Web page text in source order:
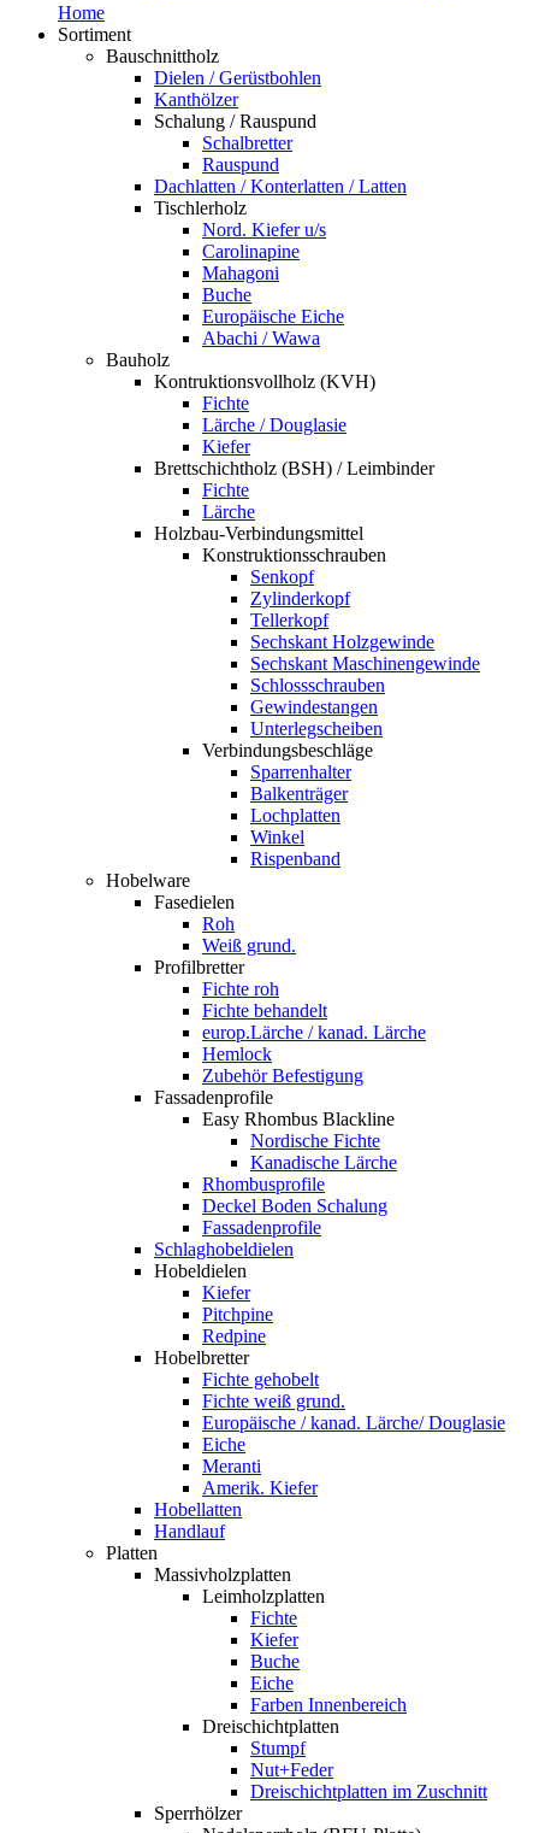
Home
Sortiment
Bauschnittholz
Dielen / Gerüstbohlen
Kanthölzer
Schalung / Rauspund
Schalbretter
Rauspund
Dachlatten / Konterlatten / Latten
Tischlerholz
Nord. Kiefer u/s
Carolinapine
Mahagoni
Buche
Europäische Eiche
Abachi / Wawa
Bauholz
Kontruktionsvollholz (KVH)
Fichte
Lärche / Douglasie
Kiefer
Brettschichtholz (BSH) / Leimbinder
Fichte
Lärche
Holzbau-Verbindungsmittel
Konstruktionsschrauben
Senkopf
Zylinderkopf
Tellerkopf
Sechskant Holzgewinde
Sechskant Maschinengewinde
Schlossschrauben
Gewindestangen
Unterlegscheiben
Verbindungsbeschläge
Sparrenhalter
Balkenträger
Lochplatten
Winkel
Rispenband
Hobelware
Fasedielen
Roh
Weiß grund.
Profilbretter
Fichte roh
Fichte behandelt
europ.Lärche / kanad. Lärche
Hemlock
Zubehör Befestigung
Fassadenprofile
Easy Rhombus Blackline
Nordische Fichte
Kanadische Lärche
Rhombusprofile
Deckel Boden Schalung
Fassadenprofile
Schlaghobeldielen
Hobeldielen
Kiefer
Pitchpine
Redpine
Hobelbretter
Fichte gehobelt
Fichte weiß grund.
Europäische / kanad. Lärche/ Douglasie
Eiche
Meranti
Amerik. Kiefer
Hobellatten
Handlauf
Platten
Massivholzplatten
Leimholzplatten
Fichte
Kiefer
Buche
Eiche
Farben Innenbereich
Dreischichtplatten
Stumpf
Nut+Feder
Dreischichtplatten im Zuschnitt
Sperrhölzer